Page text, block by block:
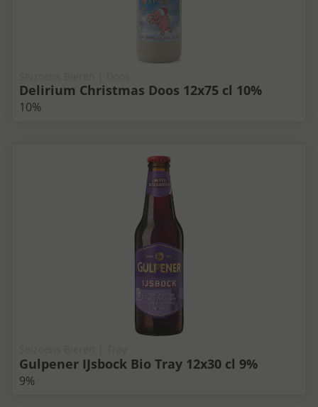
Delirium Christmas Doos 12x75 cl 10%
10%
Gulpener IJsbock Bio Tray 12x30 cl 9%
9%